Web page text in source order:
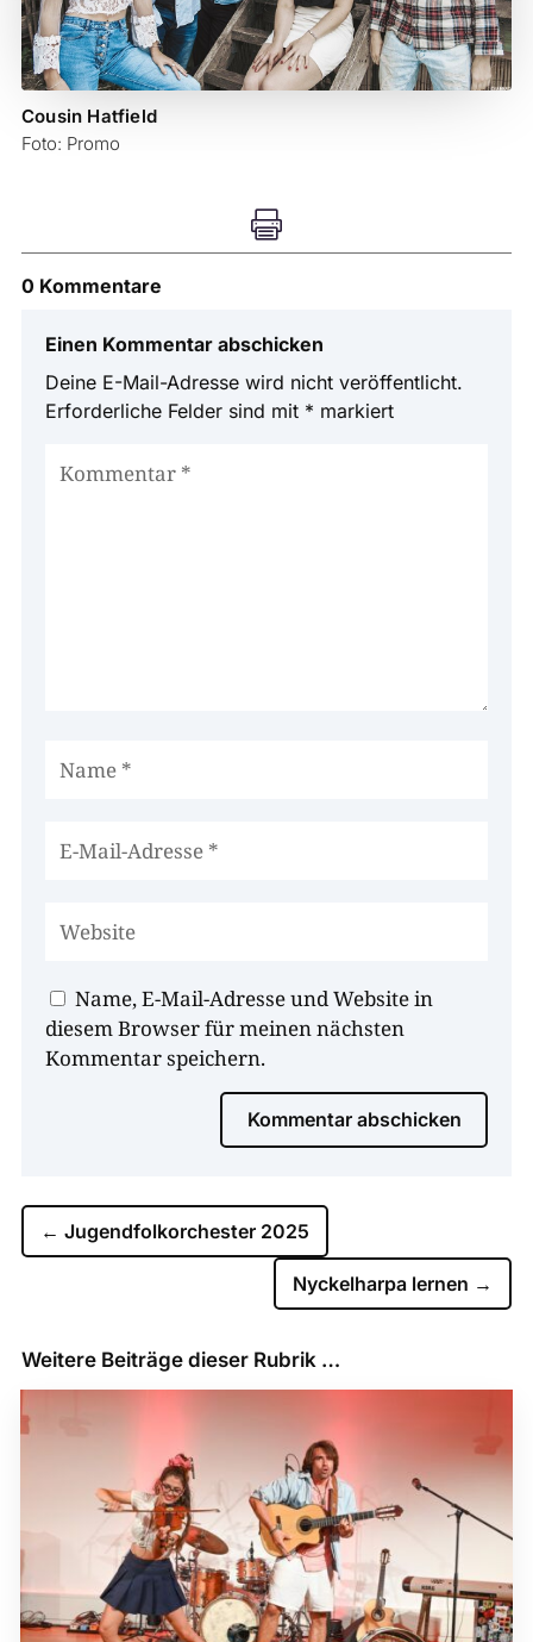
Cousin Hatfield
Foto: Promo

0 Kommentare
Einen Kommentar abschicken
Deine E-Mail-Adresse wird nicht veröffentlicht.
Erforderliche Felder sind mit * markiert
Name, E-Mail-Adresse und Website in
diesem Browser für meinen nächsten
Kommentar speichern.
Kommentar abschicken
← Jugendfolkorchester 2025
Nyckelharpa lernen →
Weitere Beiträge dieser Rubrik …